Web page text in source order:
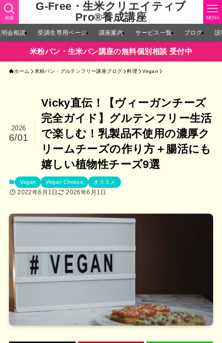
G-Free・生米クリエイティブ
Pro®︎養成講座
検索 MENU
明会相談 受講生専用ページ 講座案内 サービス一覧 ブログ 説
米粉パン・生米パン講座の無料個別相談 受付中
ホーム 米粉パン・グルテンフリー講座ブログ 料理 Vegan
Vicky直伝！【ヴィーガンチーズ
完全ガイド】グルテンフリー生活
で楽しむ！乳製品不使用の濃厚ク
リームチーズの作り方＋腸活にも
嬉しい植物性チーズ9選
2026
6/01
Vegan Vegan Cheese オススメ
2022年6月1日 2026年6月1日